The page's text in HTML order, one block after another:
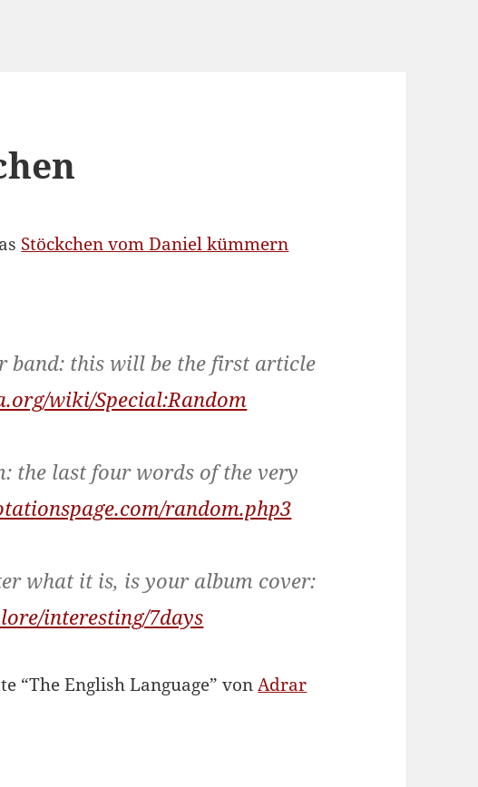
Stöckchen vom Daniel kümmern
band: this will be the first article
wiki/Special:Random
the last four words of the very
random.php3
what it is, is your album cover:
interesting/7days
“The English Language” vonAdrar